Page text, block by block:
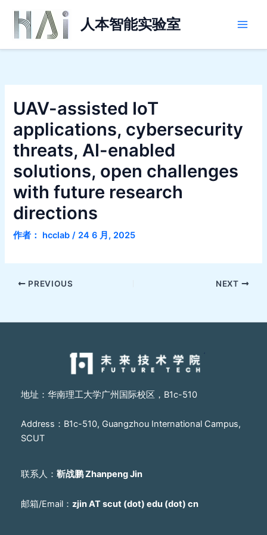
容
人本智能实验室
UAV-assisted IoT
applications, cybersecurity
threats, AI-enabled
solutions, open challenges
with future research
directions
作者： hcclab/ 24 6 月, 2025
PREVIOUS NEXT
地址：华南理工大学广州国际校区，B1c-510
Address：B1c-510, Guangzhou International Campus,
SCUT
联系人： 靳战鹏 Zhanpeng Jin
邮箱/Email： zjin AT scut (dot) edu (dot) cn